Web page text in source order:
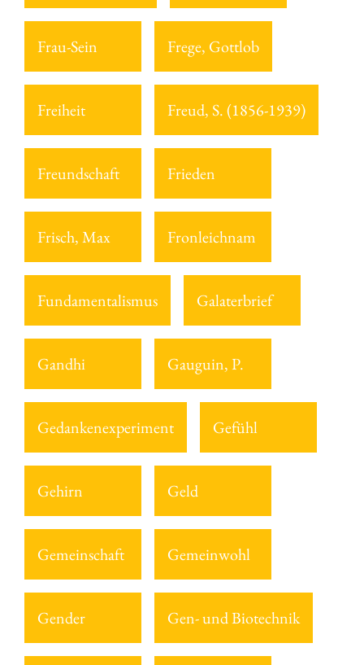
Frau-Sein Frege, Gottlob
Freiheit Freud, S. (1856-1939)
Freundschaft Frieden
Frisch, Max Fronleichnam
Fundamentalismus Galaterbrief
Gandhi Gauguin, P.
Gedankenexperiment Gefühl
Gehirn Geld
Gemeinschaft Gemeinwohl
Gender Gen- und Biotechnik